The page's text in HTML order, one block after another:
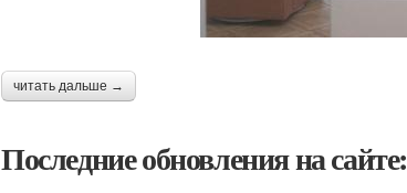
читать дальше →
Последние обновления на сайте: